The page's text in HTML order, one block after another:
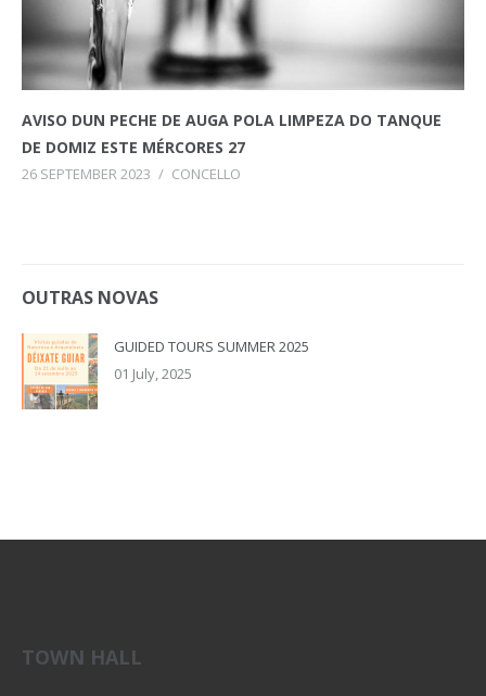
AVISO DUN PECHE DE AUGA POLA LIMPEZA DO TANQUE
DE DOMIZ ESTE MÉRCORES 27
26 SEPTEMBER 2023 / CONCELLO
OUTRAS NOVAS
GUIDED TOURS SUMMER 2025
01 July, 2025
TOWN HALL